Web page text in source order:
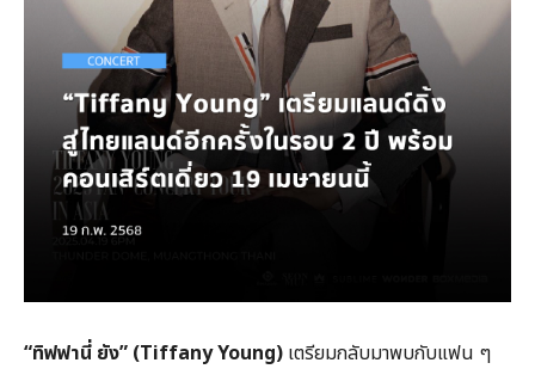
“ทิฟฟานี่ ยัง” (Tiffany Young) เตรียมกลับมาพบกับแฟน ๆ